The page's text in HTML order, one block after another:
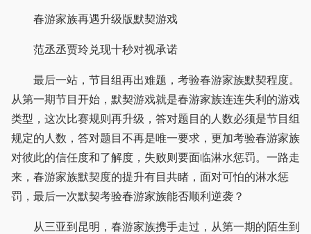
春游家族再遇升级版默契游戏
范丞丞贾玲兑现十秒对视承诺
最后一站，节目组再出难题，考验春游家族默契程度。
从第一期节目开始，默契游戏就是春游家族连连失利的游戏
类型，这次比赛规则再升级，答对题目的人数必须是节目组
规定的人数，答对题目不再是唯一要求，更加考验春游家族
对彼此的信任度和了解度，失败则要面临淋水惩罚。一路走
来，春游家族默契度的提升有目共睹，面对可怕的淋水惩
罚，最后一次默契考验春游家族能否顺利逆袭？
从三亚到昆明，春游家族携手走过，从第一期的陌生到